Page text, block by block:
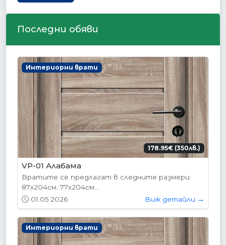
Последни обяви
Интериорни врати
178.95€ (350лв.)
VP-01 Алабама
Вратите се предлагат в следните размери:
87х204см. 77х204см...
01.05.2026
Виж детайли →
Интериорни врати